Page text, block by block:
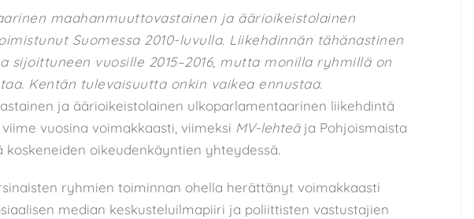
maahanmuuttovastainen ja äärioikeistolainen
Suomessa 2010-luvulla. Liikehdinnän tähänastinen
sijoittuneen vuosille 2015–2016, mutta monilla ryhmillä on
Kentän tulevaisuutta onkin vaikea ennustaa.
ja äärioikeistolainen ulkoparlamentaarinen liikehdintä
vuosina voimakkaasti, viimeksi MV-lehteäja Pohjoismaista
oikeudenkäyntien yhteydessä.
ryhmien toiminnan ohella herättänyt voimakkaasti
median keskusteluilmapiiri ja poliittisten vastustajien